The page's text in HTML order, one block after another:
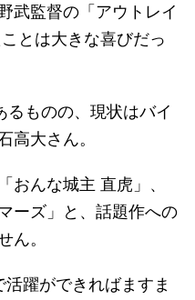
武監督の「アウトレイ
とは大きな喜びだっ
ものの、現状はバイ
高大さん。
おんな城主 直虎」、
ーズ」と、話題作への
ん。
躍ができればますま